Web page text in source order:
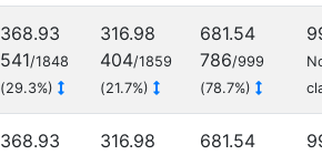
368.93
541/1848
(29.3%)
316.98
404/1859
(21.7%)
681.54
786/999
(78.7%)
368.93
316.98
681.54